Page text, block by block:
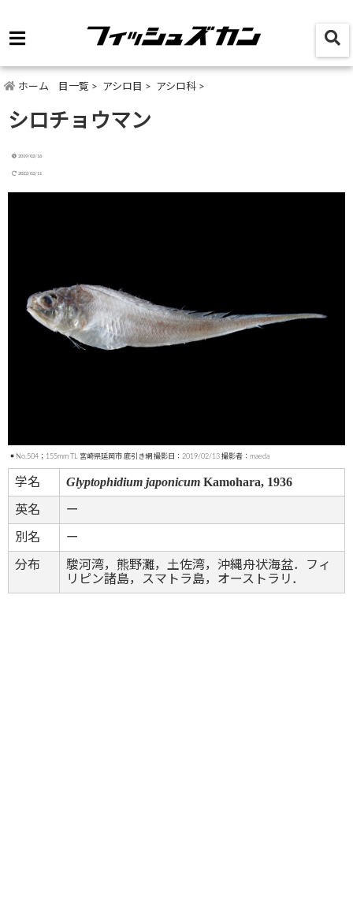
ホーム 目一覧 > アシロ目 > アシロ科 >
シロチョウマン
2019/02/16
2022/02/11
No.504；155mm TL 宮崎県延岡市 底引き網 撮影日：2019/02/13 撮影者：maeda
学名 Glyptophidium japonicum Kamohara, 1936
英名 ー
別名 ー
分布
駿河湾，熊野灘，土佐湾，沖縄舟状海盆．フィ
リピン諸島，スマトラ島，オーストラリ．